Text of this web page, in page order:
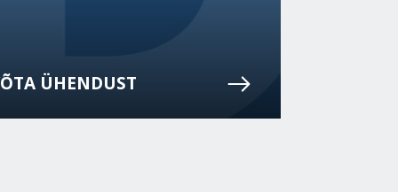
ÜHENDUST